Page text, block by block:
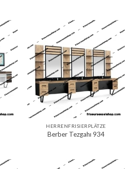
HERRENFRISIERPLÄTZE
Berber Tezgahı 934